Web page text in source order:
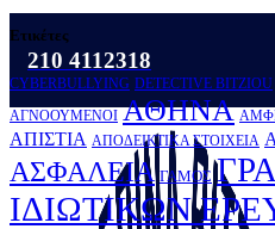
210 4112318
Ετικέτες
CYBERBULLYING DETECTIVE BITZIOU
ΑΓΝΟΟΥΜΕΝΟΙ ΑΘΗΝΑ
ΑΠΙΣΤΙΑ ΑΠΟΔΕΙΚΤΙΚΑ ΣΤΟΙΧΕΙΑ
ΑΣΦΑΛΕΙΑ ΓΑΜΟΣ
ΙΔΙΩΤΙΚΩΝ